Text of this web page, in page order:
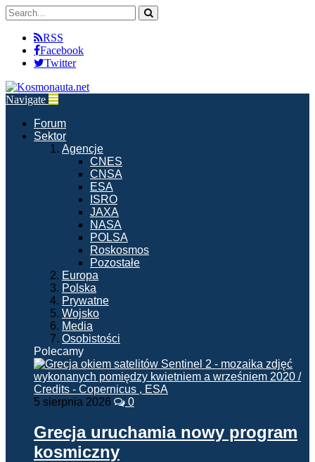
RSS
Facebook
Twitter
Navigate
Forum
Sektor
Agencje
CNES
CNSA
ESA
ISRO
JAXA
NASA
POLSA
Roskosmos
Pozostałe
Europa
Polska
Prywatne
Wojsko
Media
Osobistości
Polecamy
5 sierpnia 2026 0
Grecja uruchamia nowy program
kosmiczny